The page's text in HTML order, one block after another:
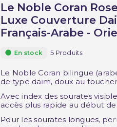
Le Noble Coran
Luxe Couverture
Français-Arabe -
En stock 5 Produits
Le Noble Coran bilingue
de type daim, doux au
Avec index des sourates
accès plus rapide au début
Pour les sourates longues,